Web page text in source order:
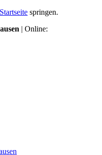
springen.
| Online: